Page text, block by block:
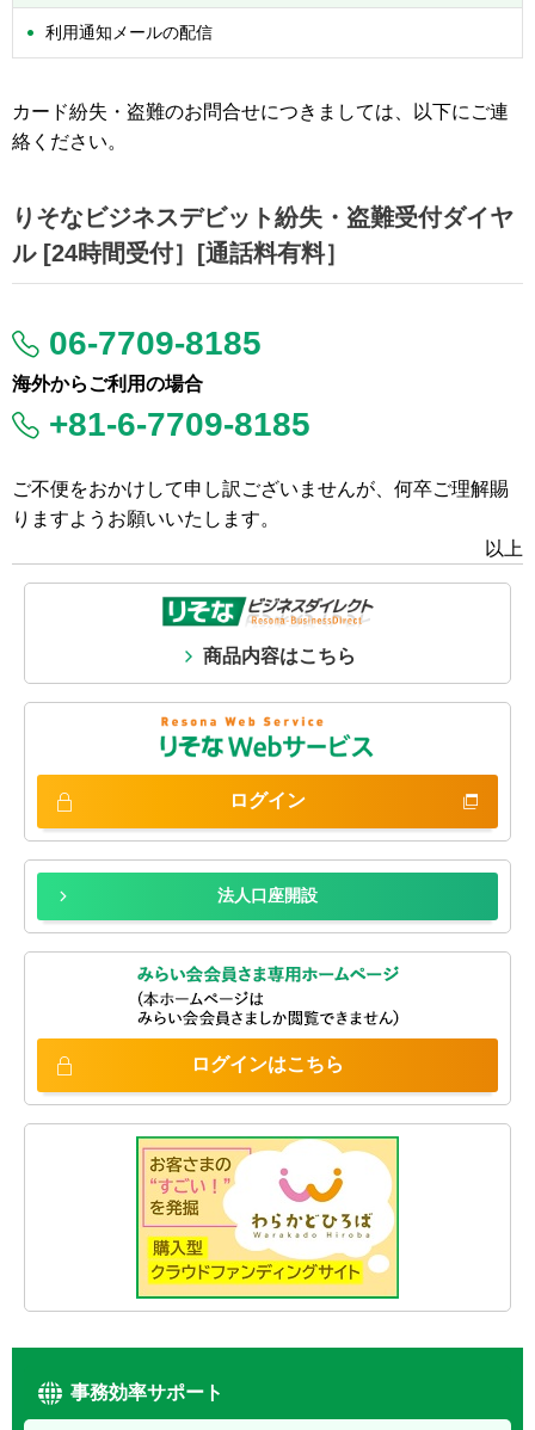
利用通知メールの配信
カード紛失・盗難のお問合せにつきましては、以下にご連
絡ください。
りそなビジネスデビット紛失・盗難受付ダイヤ
ル [24時間受付］[通話料有料］
06-7709-8185
海外からご利用の場合
+81-6-7709-8185
ご不便をおかけして申し訳ございませんが、何卒ご理解賜
りますようお願いいたします。
以上
商品内容はこちら
ログイン
法人口座開設
ログインはこちら
事務効率サポート